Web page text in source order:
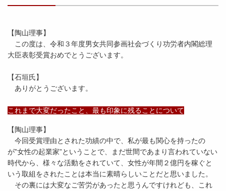
【陶山理事】
この度は、令和３年度男女共同参画社会づくり功労者内閣総理
大臣表彰受賞おめでとうございます。
【石垣氏】
ありがとうございます。
これまで大変だったこと、最も印象に残ることについて
【陶山理事】
今回受賞理由とされた功績の中で、私が最も関心を持ったの
が‟女性の起業家”ということで、まだ世間であまり言われていない
時代から、様々な活動をされていて、女性が年間２億円を稼ぐと
いう取組をされたことは本当に素晴らしいことだと思いました。
その裏には大変なご苦労があったと思うんですけれども、これ